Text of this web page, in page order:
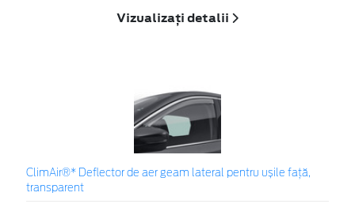
Vizualizați detalii
ClimAir®* Deflector de aer geam lateral pentru ușile față,
transparent